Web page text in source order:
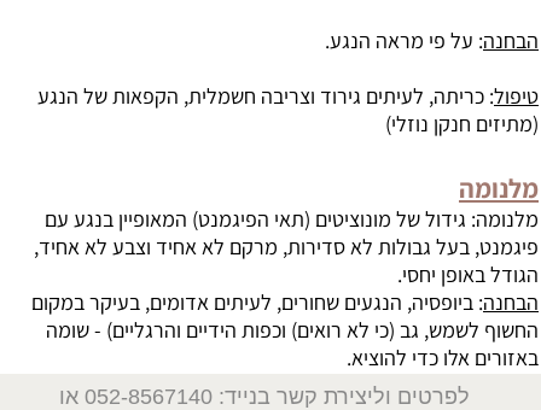
הבחנה: על פי מראה הנגע.
טיפול: כריתה, לעיתים גירוד וצריבה חשמלית, הקפאות של הנגע
(מתיזים חנקן נוזלי)
מלנומה
מלנומה: גידול של מונוציטים (תאי הפיגמנט) המאופיין בנגע עם
פיגמנט, בעל גבולות לא סדירות, מרקם לא אחיד וצבע לא אחיד,
הגודל באופן יחסי.
הבחנה: ביופסיה, הנגעים שחורים, לעיתים אדומים, בעיקר במקום
החשוף לשמש, גב (כי לא רואים) וכפות הידיים והרגליים) - שומה
באזורים אלו כדי להוציא.
לפרטים וליצירת קשר בנייד: 052-8567140
או